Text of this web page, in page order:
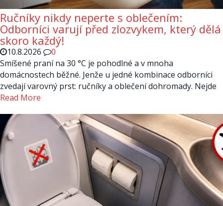
Ručníky nikdy neperte s oblečením:
Odborníci varují před zlozvykem, který dělá
skoro každý!
10.8.2026
0
Smíšené praní na 30 °C je pohodlné a v mnoha
domácnostech běžné. Jenže u jedné kombinace odborníci
zvedají varovný prst: ručníky a oblečení dohromady. Nejde
Read More